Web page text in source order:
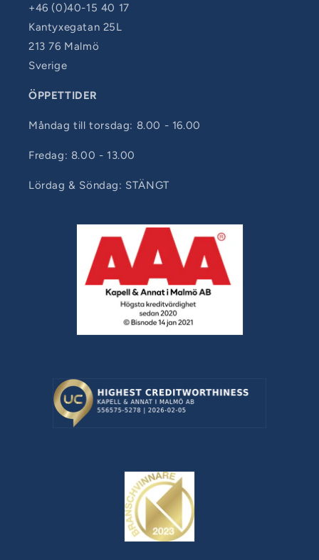
+46 (0)40-15 40 17
Kantyxegatan 25L
213 76 Malmö
Sverige
ÖPPETTIDER
Måndag till torsdag: 8.00 - 16.00
Fredag: 8.00 - 13.00
Lördag & Söndag: STÄNGT